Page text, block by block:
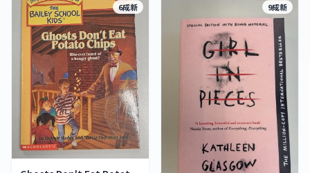
6成新
9成新